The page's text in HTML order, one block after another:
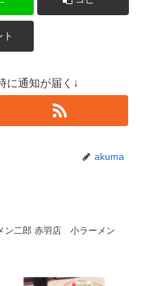
ト
に通知が届く↓
akuma
ン二郎 赤羽店 小ラーメン